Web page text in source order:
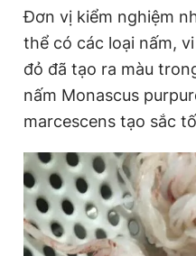
Theo dõi báo trên
Hotline
Đặt báo Quảng cáo
Tổng biên tập: Nguyễn Ngọc
Phó tổng biên tập thường
Đơn vị kiểm nghiệm
thể có các loại nấm,
đỏ đã tạo ra màu
nấm Monascus
marcescens tạo sắc